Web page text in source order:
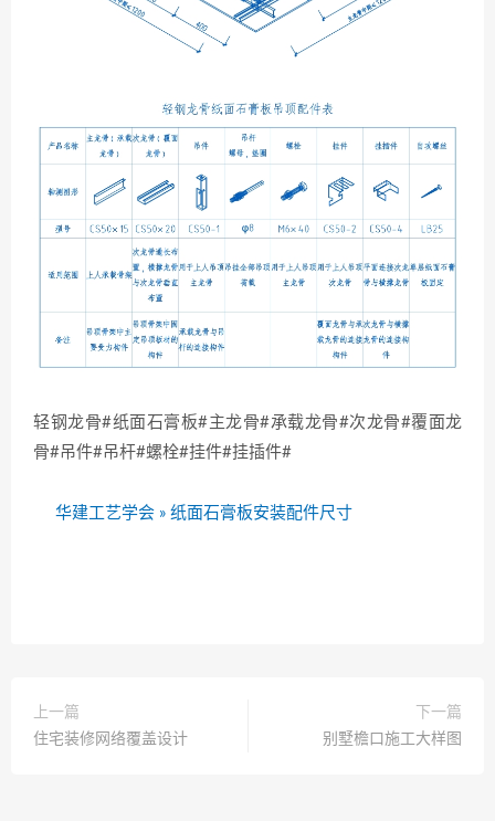
轻钢龙骨#纸面石膏板#主龙骨#承载龙骨#次龙骨#覆面龙
骨#吊件#吊杆#螺栓#挂件#挂插件#
华建工艺学会 » 纸面石膏板安装配件尺寸
上一篇
住宅装修网络覆盖设计
下一篇
别墅檐口施工大样图